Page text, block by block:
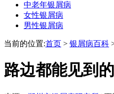
中老年银屑病
女性银屑病
男性银屑病
当前的位置:首页 > 银屑病百科
路边都能见到